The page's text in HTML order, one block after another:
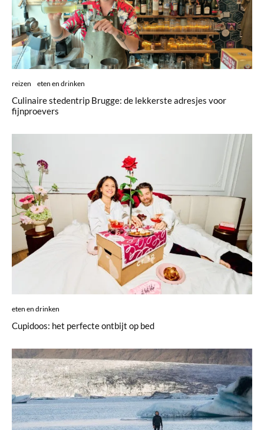
reizen eten en drinken
Culinaire stedentrip Brugge: de lekkerste adresjes voor
fijnproevers
eten en drinken
Cupidoos: het perfecte ontbijt op bed